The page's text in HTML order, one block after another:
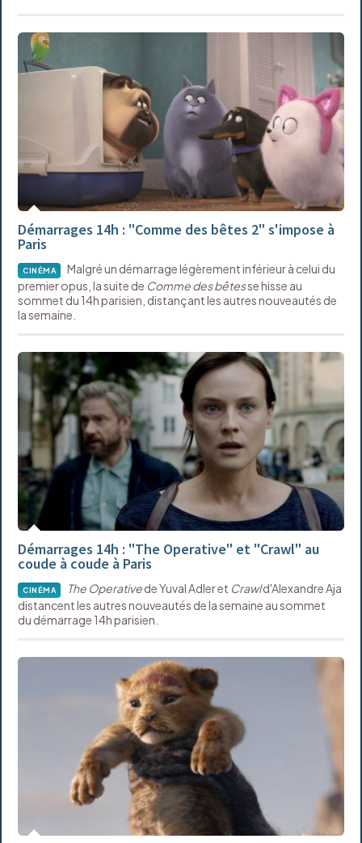
Démarrages 14h : "Comme des bêtes 2" s'impose à
Paris
CINÉMA
Malgré un démarrage légèrement inférieur à celui du
premier opus, la suite de Comme des bêtesse hisse au
sommet du 14h parisien, distançant les autres nouveautés de
la semaine.
Démarrages 14h : "The Operative" et "Crawl" au
coude à coude à Paris
CINÉMA The Operativede Yuval Adler et Crawld'Alexandre Aja
distancent les autres nouveautés de la semaine au sommet
du démarrage 14h parisien.